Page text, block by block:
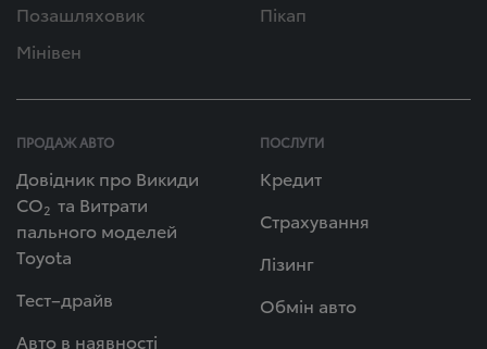
Позашляховик
Пікап
Мінівен
ПРОДАЖ АВТО
Довідник про Викиди
СО2 та Витрати
пального моделей
Toyota
Тест–драйв
Авто в наявності
ПОСЛУГИ
Кредит
Страхування
Лізинг
Обмін авто